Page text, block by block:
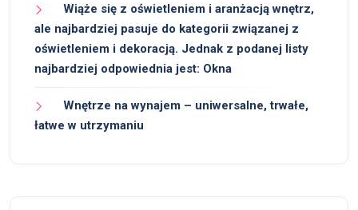
Wiąże się z oświetleniem i aranżacją wnętrz,
ale najbardziej pasuje do kategorii związanej z
oświetleniem i dekoracją. Jednak z podanej listy
najbardziej odpowiednia jest: Okna
Wnętrze na wynajem – uniwersalne, trwałe,
łatwe w utrzymaniu